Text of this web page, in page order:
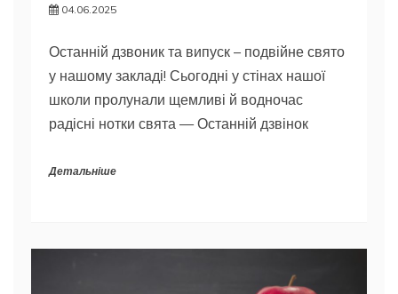
04.06.2025
Останній дзвоник та випуск – подвійне свято
у нашому закладі! Сьогодні у стінах нашої
школи пролунали щемливі й водночас
радісні нотки свята — Останній дзвінок
Детальніше